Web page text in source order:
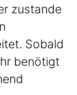
zustande
Sobald
benötigt